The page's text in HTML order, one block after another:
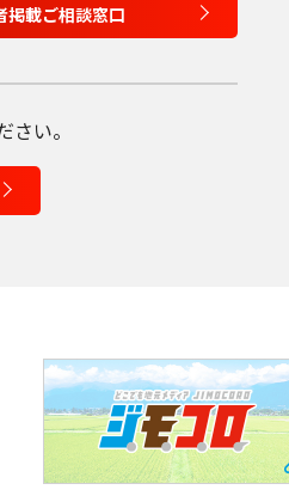
掲載ご相談窓口
い。